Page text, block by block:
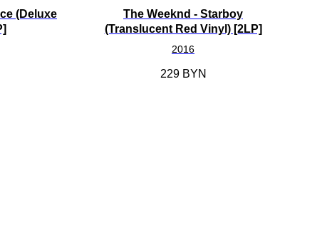
(Deluxe
The Weeknd - Starboy
(Translucent Red Vinyl) [2LP]
2016
229 BYN